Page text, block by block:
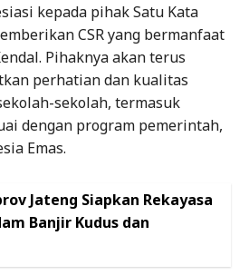
kepada pihak Satu Kata
CSR yang bermanfaat
Pihaknya akan terus
perhatian dan kualitas
sekolah, termasuk
dengan program pemerintah,
Emas.
Jateng Siapkan Rekayasa
Banjir Kudus dan